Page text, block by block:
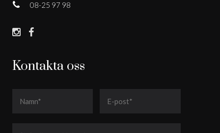
Kontakta oss
08-25 97 98